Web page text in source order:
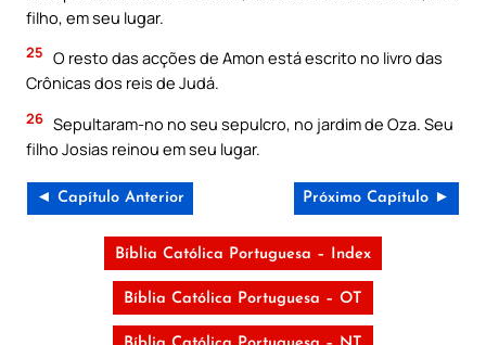
filho, em seu lugar.
25 O resto das acções de Amon está escrito no livro das
Crônicas dos reis de Judá.
26 Sepultaram-no no seu sepulcro, no jardim de Oza. Seu
filho Josias reinou em seu lugar.
◄ Capítulo Anterior Próximo Capítulo ►
Bíblia Católica Portuguesa – Index
Bíblia Católica Portuguesa – OT